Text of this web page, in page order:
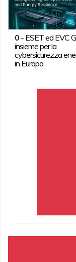
0- ESET ed EVC
insieme per la
cybersicurezza
in Europa